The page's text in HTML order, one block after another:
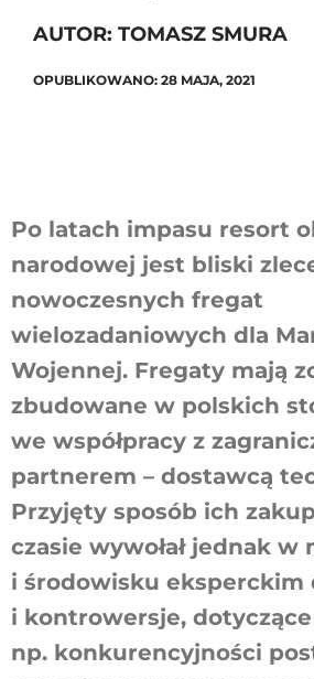
AUTOR: TOMASZ SMURA
OPUBLIKOWANO: 28 MAJA, 2021
Po latach impasu resort
narodowej jest bliski
nowoczesnych fregat
wielozadaniowych dla
Wojennej. Fregaty mają
zbudowane w polskich
we współpracy z
partnerem – dostawcą
Przyjęty sposób ich
czasie wywołał jednak w
i środowisku eksperckim
i kontrowersje, dotyczące
np. konkurencyjności